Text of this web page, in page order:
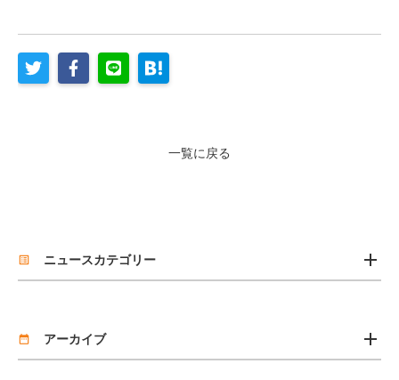
一覧に戻る
list_alt ニュースカテゴリー add
リリース
date_range アーカイブ add